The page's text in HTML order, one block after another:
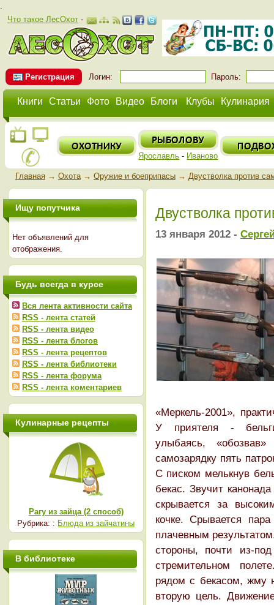
.
Что такое ЛесОхот-
Регистрация Логин: Пароль:
Книги Статьи Фото Видео Блоги Клубы Кулинария
Ярославль - Иваново
Главная→ Охота→ Оружие и боеприпасы→ Двустволка против
Двустволка
13 января 2012 -
«Меркель-2001»,
У приятеля -
улыбаясь,
самозарядку пять
С писком мелькнув
бекас. Звучит
скрывается за
кочке. Срывается
плачевным
стороны, почти из-
стремительном
рядом с бекасом, жму
вторую цель.
Ищу попутчика
Нет объявлений для
отображения.
Будь всегда в курсе
Вся лента активности сайта
RSS - лента статей
RSS - лента видео
RSS - лента блогов
RSS - лента рецептов
RSS - лента библиотеки
RSS - лента форума
RSS - лента коментариев
Кулинарные рецепты
Рагу из зайца (2 способ)
Рубрика: : Блюда из зайчатины
В библиотеке